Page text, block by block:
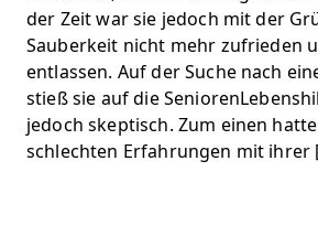
der Zeit war sie jedoch mit der
Sauberkeit nicht mehr zufrieden
entlassen. Auf der Suche nach
stieß sie auf die
jedoch skeptisch. Zum einen
schlechten Erfahrungen mit ihrer